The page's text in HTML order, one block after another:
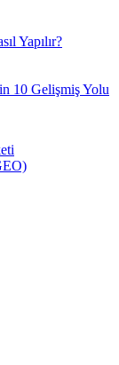
Yapılır?
10 Gelişmiş Yolu